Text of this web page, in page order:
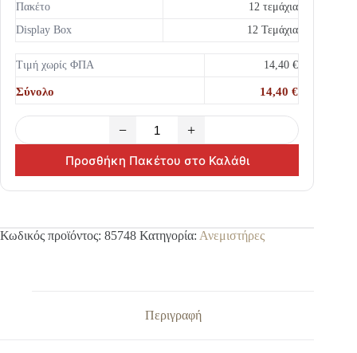
Πακέτο
12 τεμάχια
Display Box
12 Τεμάχια
Τιμή χωρίς ΦΠΑ 14,40 €
Σύνολο 14,40 €
− +
Προσθήκη Πακέτου στο Καλάθι
Κωδικός προϊόντος: 85748 Κατηγορία: Ανεμιστήρες
Περιγραφή